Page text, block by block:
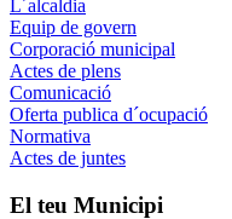
L´alcaldia
Equip de govern
Corporació municipal
Actes de plens
Comunicació
Oferta publica d´ocupació
Normativa
Actes de juntes
El teu Municipi